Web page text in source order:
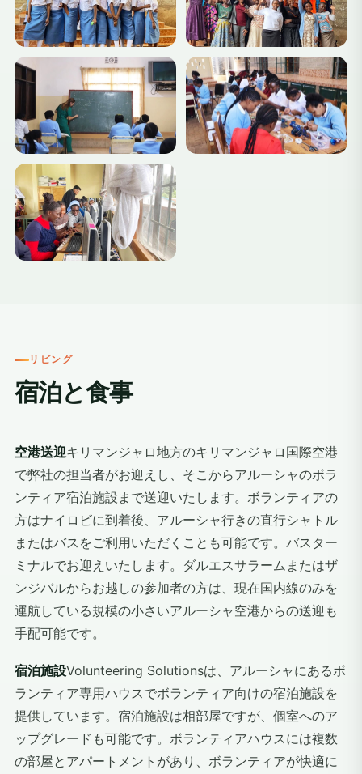
リビング
宿泊と食事
空港送迎キリマンジャロ地方のキリマンジャロ国際空港
で弊社の担当者がお迎えし、そこからアルーシャのボラ
ンティア宿泊施設まで送迎いたします。ボランティアの
方はナイロビに到着後、アルーシャ行きの直行シャトル
またはバスをご利用いただくことも可能です。バスター
ミナルでお迎えいたします。ダルエスサラームまたはザ
ンジバルからお越しの参加者の方は、現在国内線のみを
運航している規模の小さいアルーシャ空港からの送迎も
手配可能です。
宿泊施設Volunteering Solutionsは、アルーシャにあるボ
ランティア専用ハウスでボランティア向けの宿泊施設を
提供しています。宿泊施設は相部屋ですが、個室へのア
ップグレードも可能です。ボランティアハウスには複数
の部屋とアパートメントがあり、ボランティアが快適に